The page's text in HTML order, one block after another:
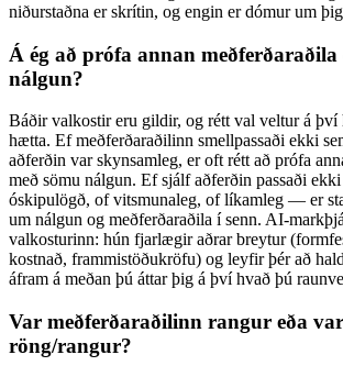
niðurstaðna er skrítin, og engin er dómur um
Á ég að prófa annan meðferðaraðila
nálgun?
Báðir valkostir eru gildir, og rétt val veltur á
hætta. Ef meðferðaraðilinn smellpassaði ekki
aðferðin var skynsamleg, er oft rétt að prófa
með sömu nálgun. Ef sjálf aðferðin passaði
óskipulögð, of vitsmunaleg, of líkamleg — er
um nálgun og meðferðaraðila í senn. AI-
valkosturinn: hún fjarlægir aðrar breytur
kostnað, frammistöðukröfu) og leyfir þér að
áfram á meðan þú áttar þig á því hvað þú
Var meðferðaraðilinn rangur eða
röng/rangur?